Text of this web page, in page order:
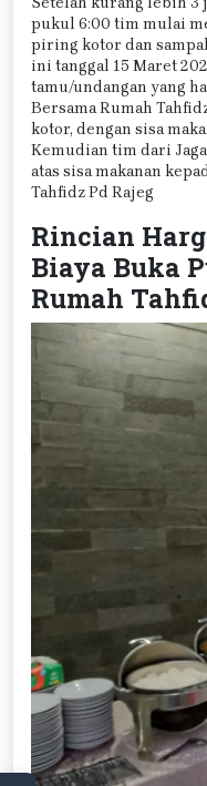
pukul 6:00 tim mulai
piring kotor dan
ini tanggal 15 Maret
tamu/undangan yang
Bersama Rumah
kotor, dengan sisa
Kemudian tim dari
atas sisa makanan
Tahfidz Pd Rajeg
Rincian
Biaya Buka
Rumah